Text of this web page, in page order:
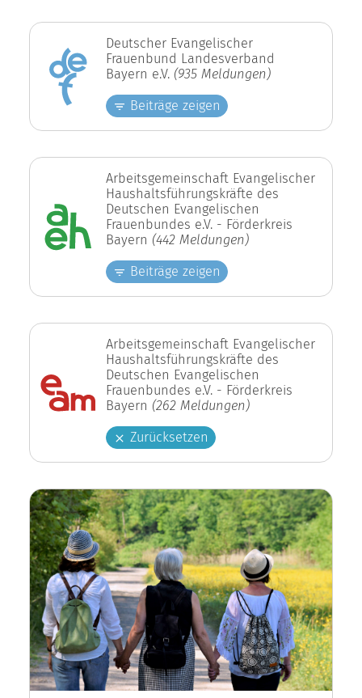
Deutscher Evangelischer
Frauenbund Landesverband
Bayern e.V. (935 Meldungen)
Beiträge zeigen
Arbeitsgemeinschaft Evangelischer
Haushaltsführungskräfte des
Deutschen Evangelischen
Frauenbundes e.V. - Förderkreis
Bayern (442 Meldungen)
Beiträge zeigen
Arbeitsgemeinschaft Evangelischer
Haushaltsführungskräfte des
Deutschen Evangelischen
Frauenbundes e.V. - Förderkreis
Bayern (262 Meldungen)
Zurücksetzen